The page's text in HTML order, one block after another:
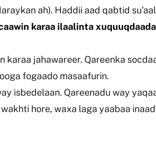
ah). Haddii aad qabtid
karaa ilaalinta xuquuqdaada
karaa jahawareer. Qareenka
fogaado masaafurin.
isbedelaan. Qareenadu way
hore, waxa laga yaabaa